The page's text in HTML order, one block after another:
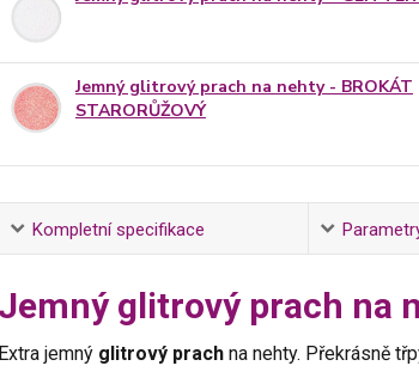
Jemný glitrový prach na nehty - BROKÁT
STARORŮŽOVÝ
Kompletní specifikace
Jemný glitrový prach na
Extra jemný glitrový prachna nehty. Překrásně